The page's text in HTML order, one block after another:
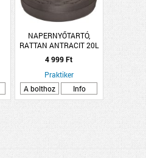
NAPERNYŐTARTÓ,
RATTAN ANTRACIT 20L
4 999 Ft
Praktiker
A bolthoz
Info